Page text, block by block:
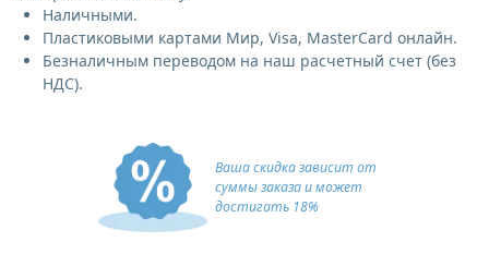
Наличными.
Пластиковыми картами Мир, Visa, MasterCard онлайн.
Безналичным переводом на наш расчетный счет (без
НДС).
Ваша скидка зависит от
суммы заказа и может
достигать 18%